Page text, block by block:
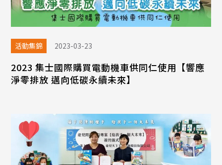
活動集錦 2023-03-23
2023 集士國際購買電動機車供同仁使用【響應
淨零排放 邁向低碳永續未來】